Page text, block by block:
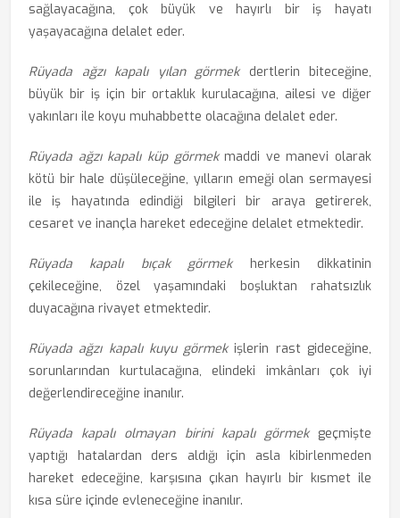
sağlayacağına, çok büyük ve hayırlı bir iş hayatı
yaşayacağına delalet eder.
Rüyada ağzı kapalı yılan görmekdertlerin biteceğine,
büyük bir iş için bir ortaklık kurulacağına, ailesi ve diğer
yakınları ile koyu muhabbette olacağına delalet eder.
Rüyada ağzı kapalı küp görmekmaddi ve manevi olarak
kötü bir hale düşüleceğine, yılların emeği olan sermayesi
ile iş hayatında edindiği bilgileri bir araya getirerek,
cesaret ve inançla hareket edeceğine delalet etmektedir.
Rüyada kapalı bıçak görmekherkesin dikkatinin
çekileceğine, özel yaşamındaki boşluktan rahatsızlık
duyacağına rivayet etmektedir.
Rüyada ağzı kapalı kuyu görmekişlerin rast gideceğine,
sorunlarından kurtulacağına, elindeki imkânları çok iyi
değerlendireceğine inanılır.
Rüyada kapalı olmayan birini kapalı görmekgeçmişte
yaptığı hatalardan ders aldığı için asla kibirlenmeden
hareket edeceğine, karşısına çıkan hayırlı bir kısmet ile
kısa süre içinde evleneceğine inanılır.